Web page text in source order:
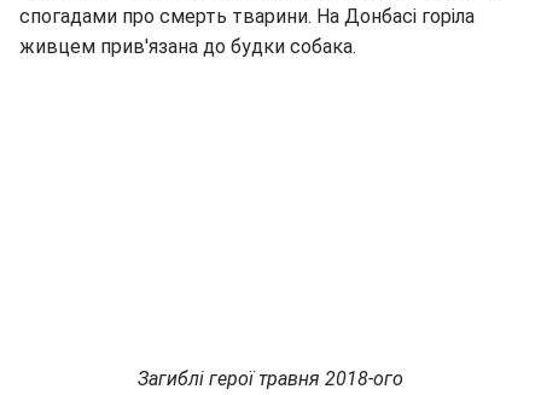
спогадами про смерть тварини. На Донбасі горіла
живцем прив'язана до будки собака.
Загиблі герої травня 2018-ого